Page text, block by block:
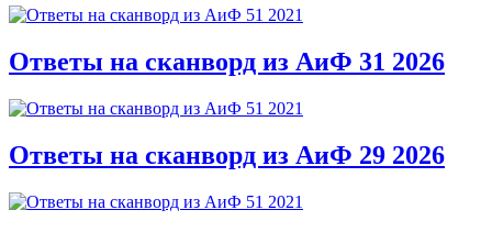
Ответы на сканворд из АиФ 31 2026
Ответы на сканворд из АиФ 29 2026